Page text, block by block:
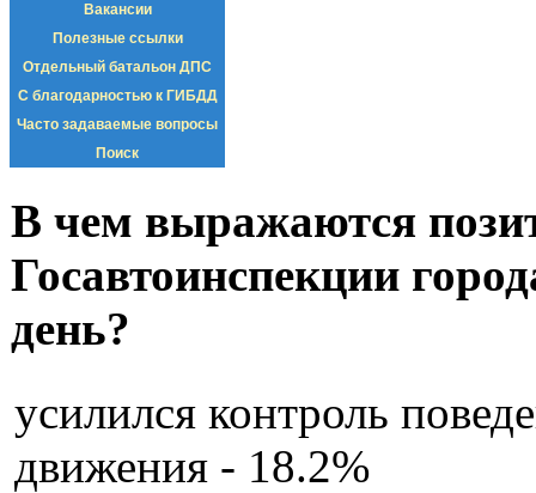
Вакансии
Полезные ссылки
Отдельный батальон ДПС
С благодарностью к ГИБДД
Часто задаваемые вопросы
Поиск
В чем выражаются
Госавтоинспекции
день?
усилился контроль
движения - 18.2%